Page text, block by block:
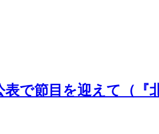
表で節目を迎えて（『